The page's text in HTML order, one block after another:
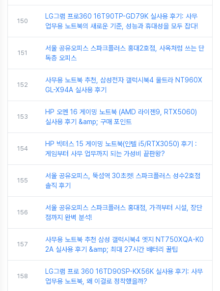
150
LG그램 프로360 16T90TP-GD79K 실사용 후기: 사무
업무용 노트북의 새로운 기준, 성능과 휴대성을 모두 잡다!
151
서울 공유오피스 스파크플러스 홍대2호점, 사옥처럼 쓰는 단
독층 오피스
152
사무용 노트북 추천, 삼성전자 갤럭시북4 울트라 NT960X
GL-X94A 실사용 후기
153
HP 오멘 16 게이밍 노트북 (AMD 라이젠9, RTX5060)
실사용 후기 &amp; 구매 포인트
154
HP 빅터스 15 게이밍 노트북(인텔 i5/RTX3050) 후기 :
게임부터 사무 업무까지 되는 가성비 끝판왕?
155
서울 공유오피스, 뚝섬역 30초컷! 스파크플러스 성수2호점
솔직 후기
156
서울 공유오피스 스파크플러스 홍대점, 가격부터 시설, 장단
점까지 완벽 분석!
157
사무용 노트북 추천 삼성 갤럭시북4 엣지 NT750XQA-K0
2A 실사용 후기 &amp; 최대 27시간 배터리 꿀팁
158
LG그램 프로 360 16TD90SP-KX56K 실사용 후기: 사무
업무용 노트북, 왜 이걸로 정착했을까?